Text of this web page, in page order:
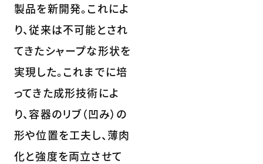
製品を新開発。これによ
り、従来は不可能とされ
てきたシャープな形状を
実現した。これまでに培
ってきた成形技術によ
り、容器のリブ（凹み）の
形や位置を工夫し、薄肉
化と強度を両立させて